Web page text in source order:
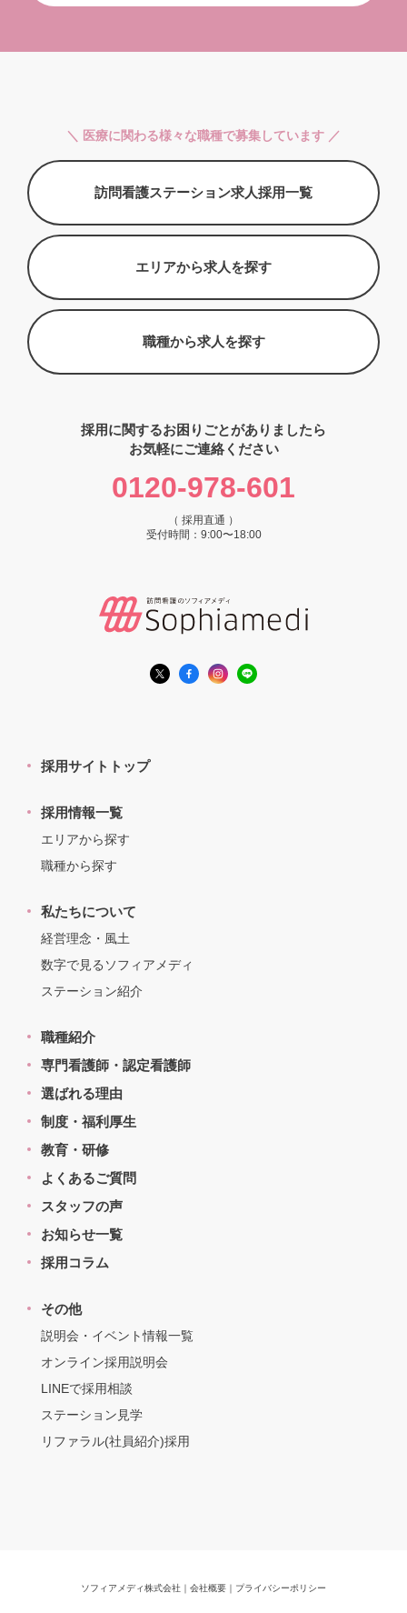
＼ 医療に関わる様々な職種で募集しています ／
訪問看護ステーション求人採用一覧
エリアから求人を探す
職種から求人を探す
採用に関するお困りごとがありましたら
お気軽にご連絡ください
0120-978-601
（ 採用直通 ）
受付時間：9:00〜18:00
採用サイトトップ
採用情報一覧
エリアから探す
職種から探す
私たちについて
経営理念・風土
数字で見るソフィアメディ
ステーション紹介
職種紹介
専門看護師・認定看護師
選ばれる理由
制度・福利厚生
教育・研修
よくあるご質問
スタッフの声
お知らせ一覧
採用コラム
その他
説明会・イベント情報一覧
オンライン採用説明会
LINEで採用相談
ステーション見学
リファラル(社員紹介)採用
ソフィアメディ株式会社 会社概要 プライバシーポリシー